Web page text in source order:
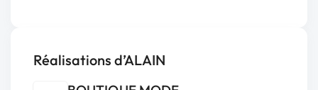
Réalisations d’ALAIN